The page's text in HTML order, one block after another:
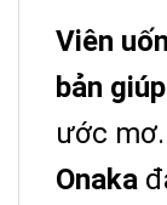
Viên
bản giúp
ước mơ.
Onaka